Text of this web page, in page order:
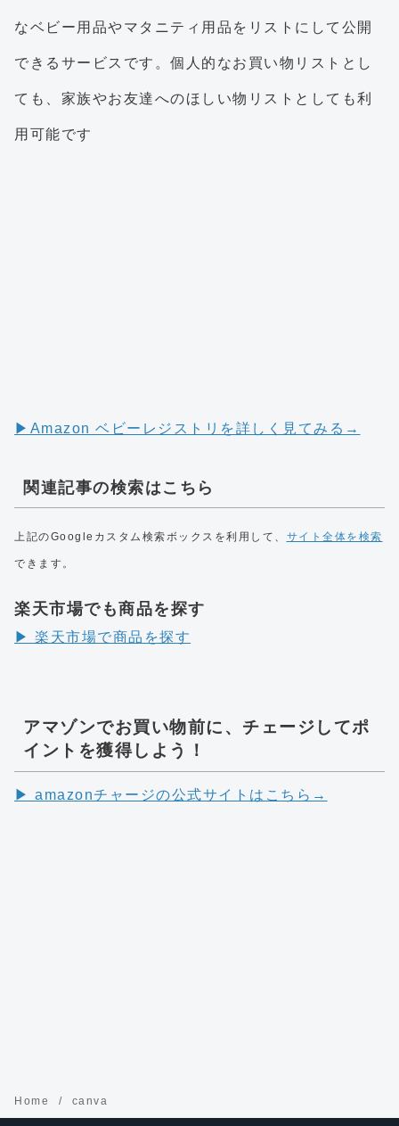
なベビー用品やマタニティ用品をリストにして公開
できるサービスです。個人的なお買い物リストとし
ても、家族やお友達へのほしい物リストとしても利
用可能です
▶︎Amazon ベビーレジストリを詳しく見てみる→
関連記事の検索はこちら
上記のGoogleカスタム検索ボックスを利用して、 サイト全体を検索
できます。
楽天市場でも商品を探す
▶︎ 楽天市場で商品を探す
アマゾンでお買い物前に、チェージしてポ
イントを獲得しよう！
▶︎ amazonチャージの公式サイトはこちら→
Home canva